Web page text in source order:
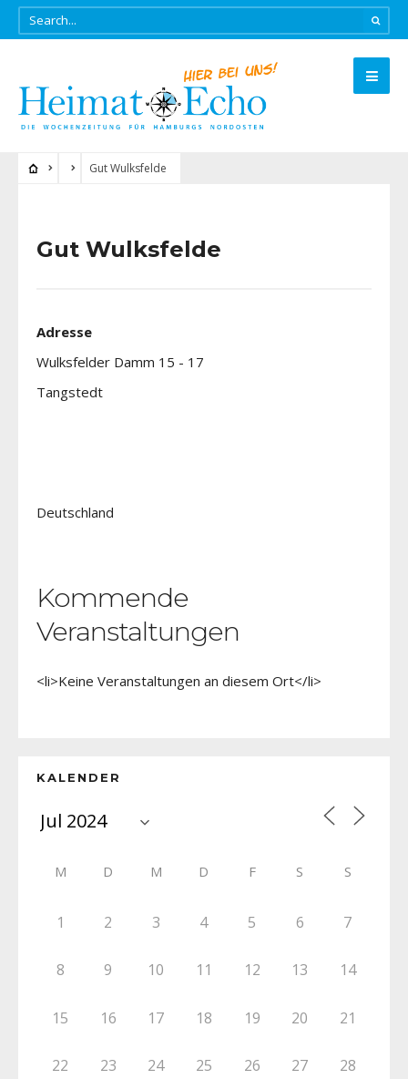
Gut Wulksfelde
Gut Wulksfelde
Adresse
Wulksfelder Damm 15 - 17
Tangstedt
Deutschland
Kommende
Veranstaltungen
<li>Keine Veranstaltungen an diesem Ort</li>
KALENDER
M D M D F S S
1 2 3 4 5 6 7
8 9 10 11 12 13 14
15 16 17 18 19 20 21
22 23 24 25 26 27 28